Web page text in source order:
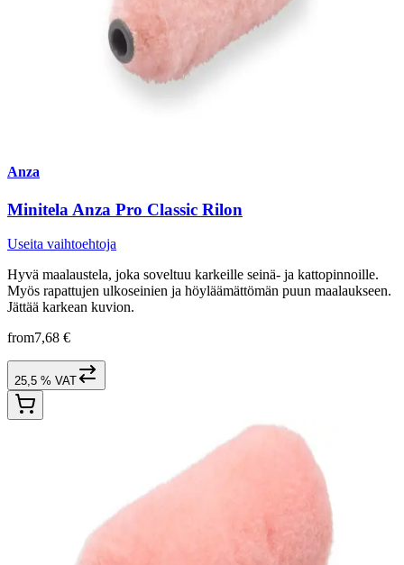
Anza
Minitela Anza Pro Classic Rilon
Useita vaihtoehtoja
Hyvä maalaustela, joka soveltuu karkeille seinä- ja kattopinnoille.
Myös rapattujen ulkoseinien ja höyläämättömän puun maalaukseen.
Jättää karkean kuvion.
from7,68 €
25,5 % VAT